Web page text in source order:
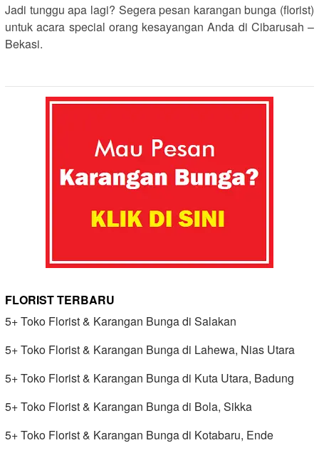
Jadi tunggu apa lagi? Segera pesan karangan bunga (florist)
untuk acara special orang kesayangan Anda di Cibarusah –
Bekasi.
FLORIST TERBARU
5+ Toko Florist & Karangan Bunga di Salakan
5+ Toko Florist & Karangan Bunga di Lahewa, Nias Utara
5+ Toko Florist & Karangan Bunga di Kuta Utara, Badung
5+ Toko Florist & Karangan Bunga di Bola, Sikka
5+ Toko Florist & Karangan Bunga di Kotabaru, Ende